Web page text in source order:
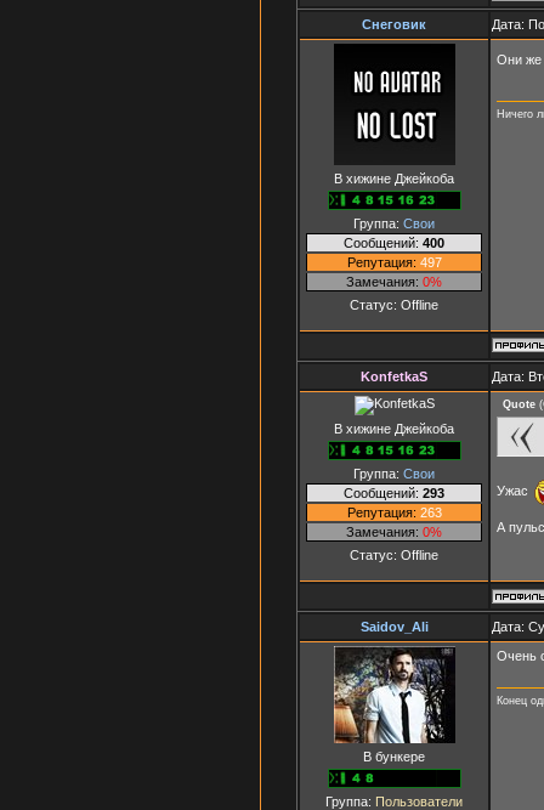
Снеговик Дата:
В хижине Джейкоба
Группа: Свои
Сообщений: 400
Репутация: 497
Замечания: 0%
Статус: Offline
Они же
Ничего
KonfetkaS Дата:
В хижине Джейкоба
Группа: Свои
Сообщений: 293
Репутация: 263
Замечания: 0%
Статус: Offline
Quote (
Ужас
А
Saidov_Ali Дата:
В бункере
Группа: Пользователи
Очень
Конец